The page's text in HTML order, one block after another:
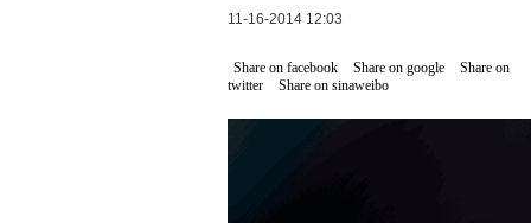
11-16-2014 12:03
Share on facebook Share on google
Share on
twitter
Share on sinaweibo